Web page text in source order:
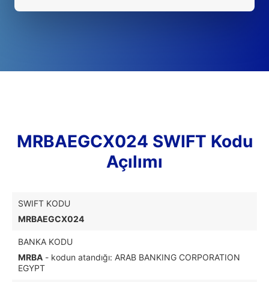
MRBAEGCX024 SWIFT Kodu
Açılımı
SWIFT KODU
MRBAEGCX024
BANKA KODU
MRBA - kodun atandığı: ARAB BANKING CORPORATION
EGYPT